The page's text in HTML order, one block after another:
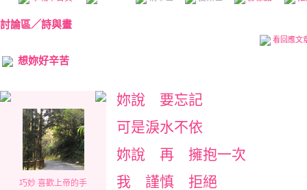
討論區／詩與畫
看回應文
想妳好辛苦
巧妙 喜歡上帝的手
妳說 要忘記
可是淚水不依
妳說 再 擁抱一次
我 謹慎 拒絕